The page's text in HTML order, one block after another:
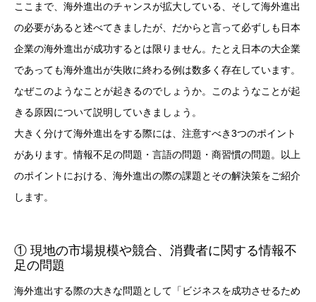
ここまで、海外進出のチャンスが拡大している、そして海外進出
の必要があると述べてきましたが、だからと言って必ずしも日本
企業の海外進出が成功するとは限りません。たとえ日本の大企業
であっても海外進出が失敗に終わる例は数多く存在しています。
なぜこのようなことが起きるのでしょうか。このようなことが起
きる原因について説明していきましょう。
大きく分けて海外進出をする際には、注意すべき3つのポイント
があります。情報不足の問題・言語の問題・商習慣の問題。以上
のポイントにおける、海外進出の際の課題とその解決策をご紹介
します。
① 現地の市場規模や競合、消費者に関する情報不
足の問題
海外進出する際の大きな問題として「ビジネスを成功させるため